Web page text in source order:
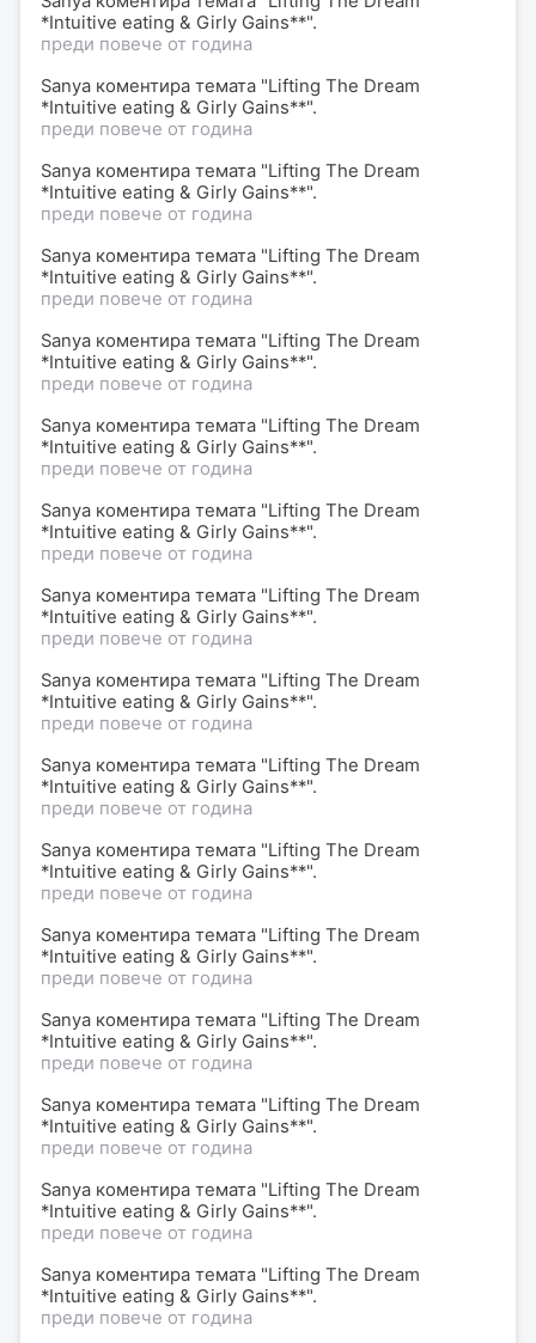
*Intuitive eating & Girly Gains**".
преди повече от година
Sanya коментира темата "Lifting The Dream
*Intuitive eating & Girly Gains**".
преди повече от година
Sanya коментира темата "Lifting The Dream
*Intuitive eating & Girly Gains**".
преди повече от година
Sanya коментира темата "Lifting The Dream
*Intuitive eating & Girly Gains**".
преди повече от година
Sanya коментира темата "Lifting The Dream
*Intuitive eating & Girly Gains**".
преди повече от година
Sanya коментира темата "Lifting The Dream
*Intuitive eating & Girly Gains**".
преди повече от година
Sanya коментира темата "Lifting The Dream
*Intuitive eating & Girly Gains**".
преди повече от година
Sanya коментира темата "Lifting The Dream
*Intuitive eating & Girly Gains**".
преди повече от година
Sanya коментира темата "Lifting The Dream
*Intuitive eating & Girly Gains**".
преди повече от година
Sanya коментира темата "Lifting The Dream
*Intuitive eating & Girly Gains**".
преди повече от година
Sanya коментира темата "Lifting The Dream
*Intuitive eating & Girly Gains**".
преди повече от година
Sanya коментира темата "Lifting The Dream
*Intuitive eating & Girly Gains**".
преди повече от година
Sanya коментира темата "Lifting The Dream
*Intuitive eating & Girly Gains**".
преди повече от година
Sanya коментира темата "Lifting The Dream
*Intuitive eating & Girly Gains**".
преди повече от година
Sanya коментира темата "Lifting The Dream
*Intuitive eating & Girly Gains**".
преди повече от година
Sanya коментира темата "Lifting The Dream
*Intuitive eating & Girly Gains**".
преди повече от година